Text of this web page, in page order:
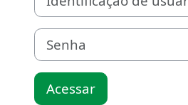
Senha
Acessar